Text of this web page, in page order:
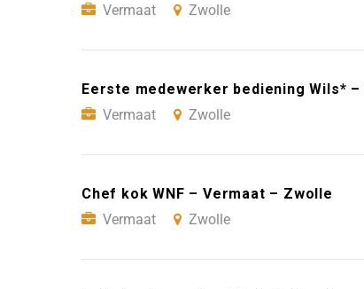
Vermaat
Zwolle
Eerste medewerker bediening Wils*
Vermaat
Zwolle
Chef kok WNF – Vermaat – Zwolle
Vermaat
Zwolle